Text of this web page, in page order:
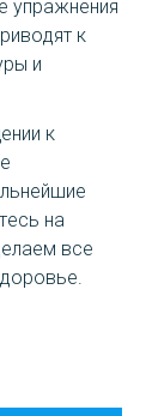
упражнения
к
и
к
на
все